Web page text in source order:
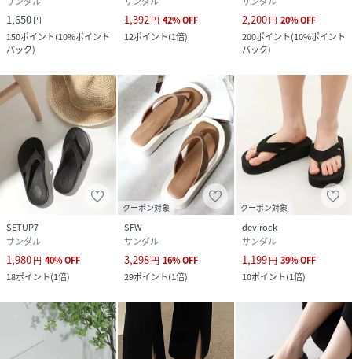
品番
RX4587_5061130170
5061130170-1h-1r RX4587
1,650円
150ポイント(10%ポイント
バック)
1,392円 42%OFF
12ポイント(1倍)
2,200円 20%OFF
200ポイント(10%ポイント
バック)
SETUP7
サンダル
1,980円 40%OFF
18ポイント(1倍)
クーポン対象
SFW
サンダル
3,298円 16%OFF
29ポイント(1倍)
クーポン対象
devirock
サンダル
1,199円 39%OFF
10ポイント(1倍)